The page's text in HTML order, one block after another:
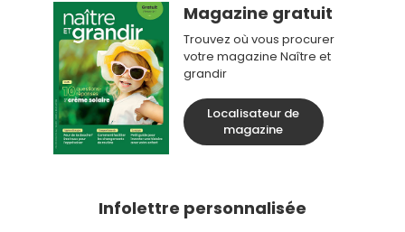
Magazine gratuit
Trouvez où vous procurer
votre magazine Naître et
grandir
Localisateur de
magazine
Infolettre personnalisée